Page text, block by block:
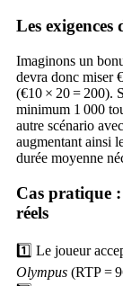
Les exigences
Imaginons un
devra donc miser
(€10 × 20 = 200).
minimum 1 000
autre scénario
augmentant ainsi
durée moyenne
Cas pratique
réels
1️⃣ Le joueur
Olympus (RTP =